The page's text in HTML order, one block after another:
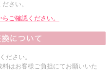
さい。
ご確認ください。
ださい。
はお客様ご負担にてお願いいた